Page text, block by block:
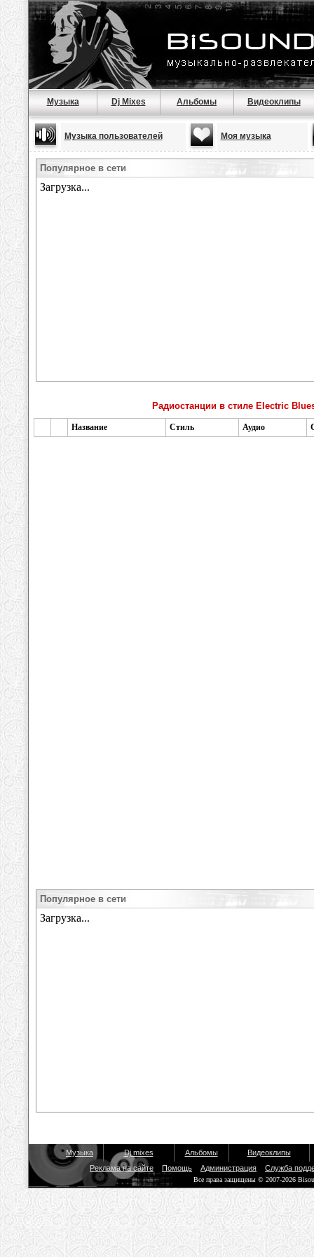
Музыка Dj Mixes Альбомы Видеоклипы
Музыка пользователей Моя музыка
Популярное в сети
Радиостанции в стиле Electric
Название Стиль Аудио
Популярное в сети
Музыка Dj mixes Альбомы
Видеоклипы
Реклама на сайте
Помощь Администрация Служба
Все права защищены © 2007-2026